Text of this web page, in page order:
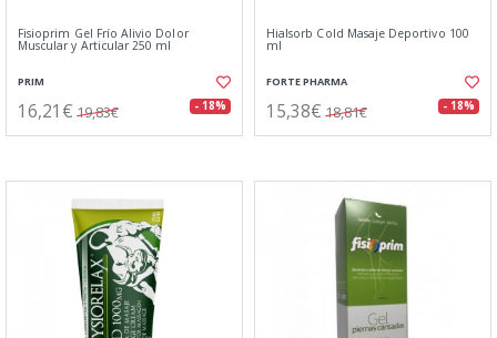
Fisioprim Gel Frío Alivio Dolor
Muscular y Articular 250 ml
PRIM
16,21€ 19,83€ - 18%
Hialsorb Cold Masaje Deportivo 100
ml
FORTE PHARMA
15,38€ 18,81€ - 18%